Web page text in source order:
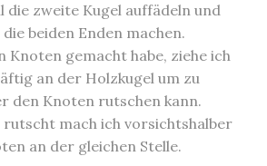
die zweite Kugel auffädeln und
beiden Enden machen.
Knoten gemacht habe, ziehe ich
an der Holzkugel um zu
den Knoten rutschen kann.
rutscht mach ich vorsichtshalber
an der gleichen Stelle.